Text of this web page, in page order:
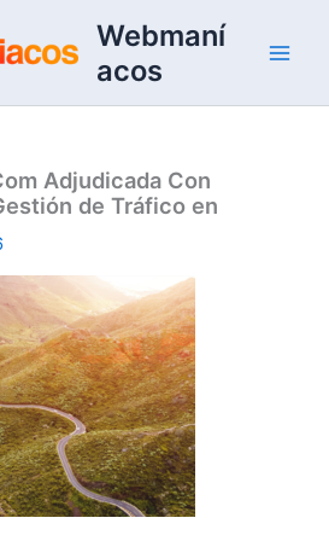
Webmaní
acos
Adjudicada Con
de Tráfico en